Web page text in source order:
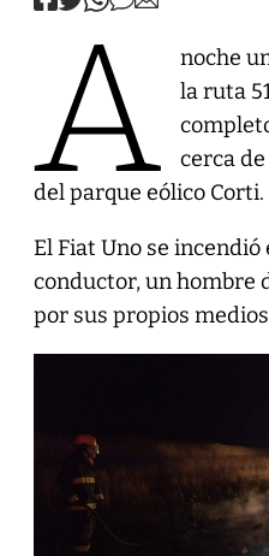
A
noche
la ruta
cerca
del parque eólico Corti.
El Fiat Uno se
conductor, un hombre
por sus propios